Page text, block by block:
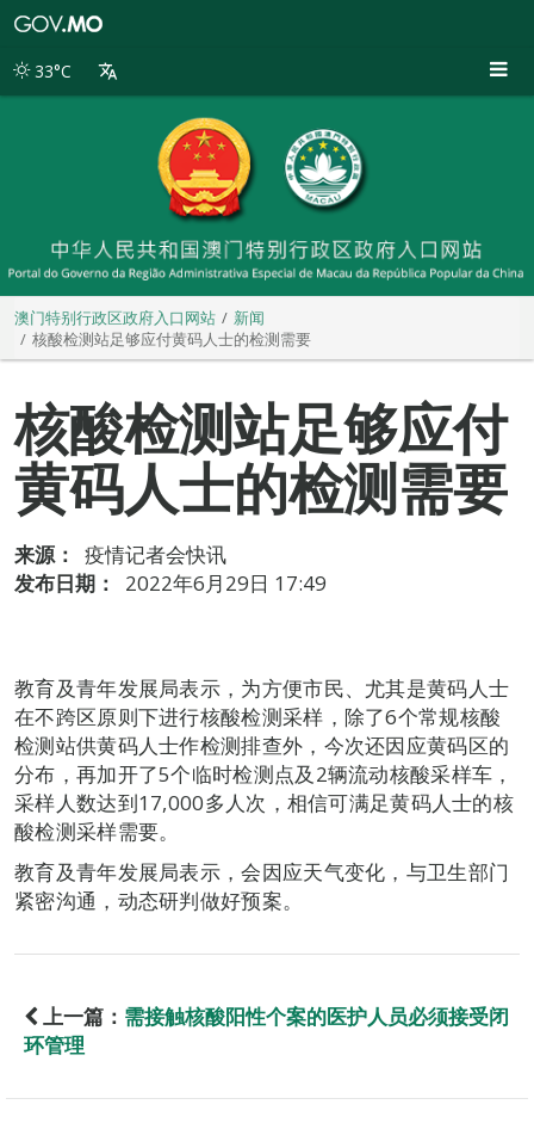
别
33°C
澳门特别行政区政府入口网站
新闻
核酸检测站足够应付黄码人士的检测需要
核酸检测站足够应付
黄码人士的检测需要
来源：
疫情记者会快讯
发布日期：
2022年6月29日 17:49
教育及青年发展局表示，为方便市民、尤其是黄码人士
在不跨区原则下进行核酸检测采样，除了6个常规核酸
检测站供黄码人士作检测排查外，今次还因应黄码区的
分布，再加开了5个临时检测点及2辆流动核酸采样车，
采样人数达到17,000多人次，相信可满足黄码人士的核
酸检测采样需要。
教育及青年发展局表示，会因应天气变化，与卫生部门
紧密沟通，动态研判做好预案。
上一篇： 需接触核酸阳性个案的医护人员必须接受闭
环管理